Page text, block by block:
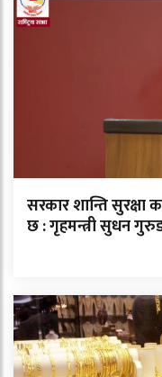
सरकार शान्ति सुरक्षा
छ : गृहमन्त्री सुधन